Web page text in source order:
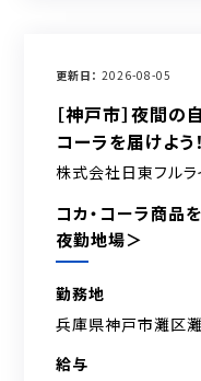
更新日 2026-08-05
［神戸市］夜間の
コーラを届けよ
株式会社日東フルラ
コカ・コーラ商
夜勤地場＞
勤務地
兵庫県神戸市灘区
給与